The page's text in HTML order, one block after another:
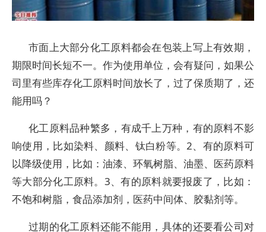
市面上大部分化工原料都会在包装上写上有效期，
期限时间长短不一。作为使用单位，会有疑问，如果公
司里有些库存化工原料时间放长了，过了保质期了，还
能用吗？
化工原料品种繁多，有成千上万种，有的原料不影
响使用，比如染料、颜料、钛白粉等。2、有的原料可
以降级使用，比如：油漆、环氧树脂、油墨、医药原料
等大部分化工原料。3、有的原料就要报废了，比如：
不饱和树脂，食品添加剂，医药中间体、胶黏剂等。
过期的化工原料还能不能用，具体的还要看公司对